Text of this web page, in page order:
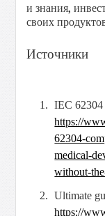
и знания,
своих
Источники
IEC
https://
62304-
medical-
without-
Ultimate
https://